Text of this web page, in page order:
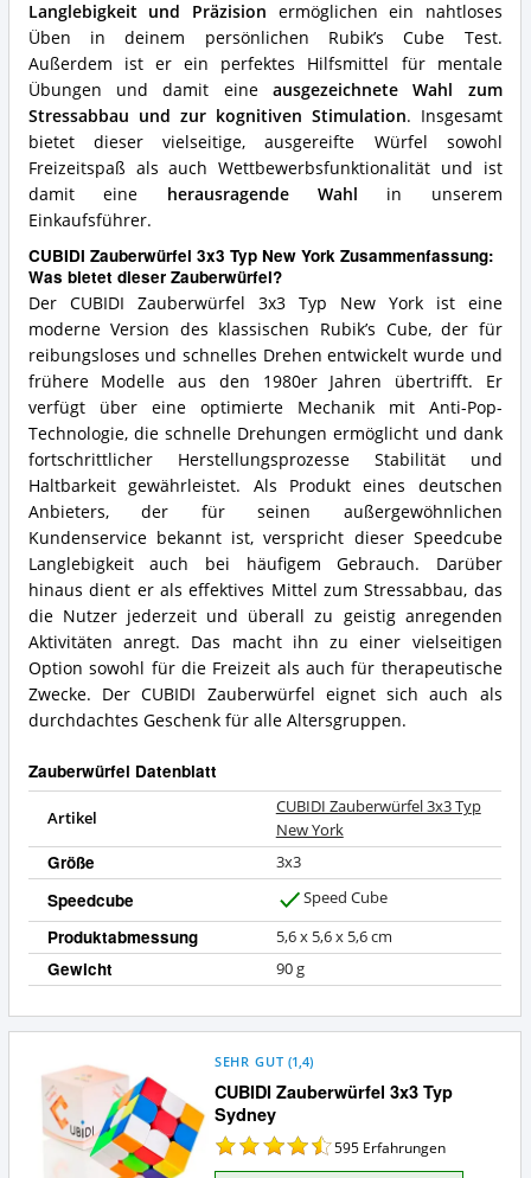
Langlebigkeit und Präzision ermöglichen ein nahtloses
Üben in deinem persönlichen Rubik’s Cube Test.
Außerdem ist er ein perfektes Hilfsmittel für mentale
Übungen und damit eineausgezeichnete Wahl zum
Stressabbau und zur kognitiven Stimulation. Insgesamt
bietet dieser vielseitige, ausgereifte Würfel sowohl
Freizeitspaß als auch Wettbewerbsfunktionalität und ist
damit eine
herausragende Wahl
in unserem
Einkaufsführer.
CUBIDI Zauberwürfel 3x3 Typ New York Zusammenfassung:
Was bietet dieser Zauberwürfel?
Der CUBIDI Zauberwürfel 3x3 Typ New York ist eine
moderne Version des klassischen Rubik’s Cube, der für
reibungsloses und schnelles Drehen entwickelt wurde und
frühere Modelle aus den 1980er Jahren übertrifft. Er
verfügt über eine optimierte Mechanik mit Anti-Pop-
Technologie, die schnelle Drehungen ermöglicht und dank
fortschrittlicher Herstellungsprozesse Stabilität und
Haltbarkeit gewährleistet. Als Produkt eines deutschen
Anbieters, der für seinen außergewöhnlichen
Kundenservice bekannt ist, verspricht dieser Speedcube
Langlebigkeit auch bei häufigem Gebrauch. Darüber
hinaus dient er als effektives Mittel zum Stressabbau, das
die Nutzer jederzeit und überall zu geistig anregenden
Aktivitäten anregt. Das macht ihn zu einer vielseitigen
Option sowohl für die Freizeit als auch für therapeutische
Zwecke. Der CUBIDI Zauberwürfel eignet sich auch als
durchdachtes Geschenk für alle Altersgruppen.
Zauberwürfel Datenblatt
Artikel
CUBIDI Zauberwürfel 3x3 Typ
New York
Größe 3x3
Speedcube
a
Speed Cube
Produktabmessung 5,6 x 5,6 x 5,6 cm
Gewicht 90 g
CUBIDI Zauberwürfel 3x3 Typ
Sydney
SEHR GUT (1,4)
595 Erfahrungen